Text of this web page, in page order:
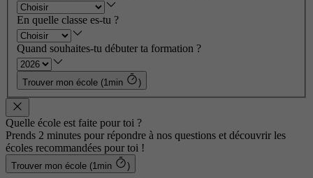
En quelle classe es-tu ?
Quand souhaites-tu débuter ta formation ?
Trouver mon école (1min )
Quelle école est faite pour toi ?
Prends 2 minutes pour répondre à nos questions et découvrir les
écoles recommandées pour toi !
Trouver mon école (1min )